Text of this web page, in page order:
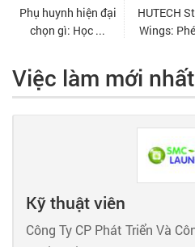
Việc làm mới nhất
Kỹ thuật viên
Công Ty CP Phát Triển Và